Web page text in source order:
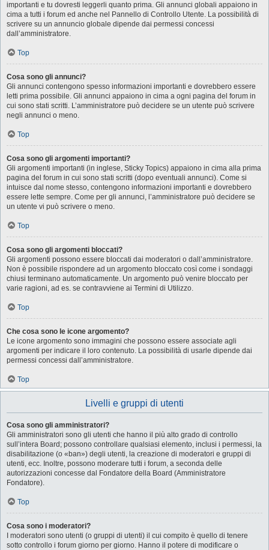
importanti e tu dovresti leggerli quanto prima. Gli annunci globali appaiono in
cima a tutti i forum ed anche nel Pannello di Controllo Utente. La possibilità di
scrivere su un annuncio globale dipende dai permessi concessi
dall’amministratore.
Top
Cosa sono gli annunci?
Gli annunci contengono spesso informazioni importanti e dovrebbero essere
letti prima possibile. Gli annunci appaiono in cima a ogni pagina del forum in
cui sono stati scritti. L’amministratore può decidere se un utente può scrivere
negli annunci o meno.
Top
Cosa sono gli argomenti importanti?
Gli argomenti importanti (in inglese, Sticky Topics) appaiono in cima alla prima
pagina del forum in cui sono stati scritti (dopo eventuali annunci). Come si
intuisce dal nome stesso, contengono informazioni importanti e dovrebbero
essere lette sempre. Come per gli annunci, l’amministratore può decidere se
un utente vi può scrivere o meno.
Top
Cosa sono gli argomenti bloccati?
Gli argomenti possono essere bloccati dai moderatori o dall’amministratore.
Non è possibile rispondere ad un argomento bloccato così come i sondaggi
chiusi terminano automaticamente. Un argomento può venire bloccato per
varie ragioni, ad es. se contravviene ai Termini di Utilizzo.
Top
Che cosa sono le icone argomento?
Le icone argomento sono immagini che possono essere associate agli
argomenti per indicare il loro contenuto. La possibilità di usarle dipende dai
permessi concessi dall’amministratore.
Top
Livelli e gruppi di utenti
Cosa sono gli amministratori?
Gli amministratori sono gli utenti che hanno il più alto grado di controllo
sull’intera Board; possono controllare qualsiasi elemento, inclusi i permessi, la
disabilitazione (o «ban») degli utenti, la creazione di moderatori e gruppi di
utenti, ecc. Inoltre, possono moderare tutti i forum, a seconda delle
autorizzazioni concesse dal Fondatore della Board (Amministratore
Fondatore).
Top
Cosa sono i moderatori?
I moderatori sono utenti (o gruppi di utenti) il cui compito è quello di tenere
sotto controllo i forum giorno per giorno. Hanno il potere di modificare o